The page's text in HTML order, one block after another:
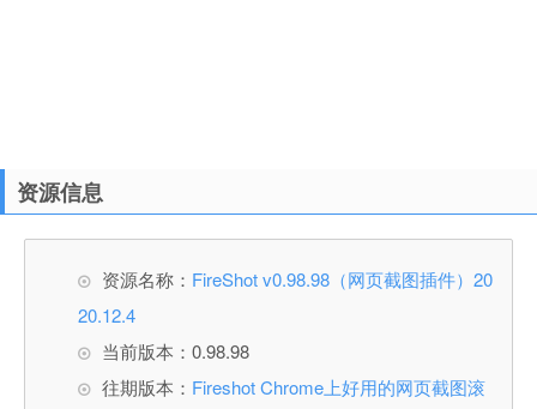
资源信息
资源名称： FireShot v0.98.98（网页截图插件）20
20.12.4
当前版本：0.98.98
往期版本： Fireshot Chrome上好用的网页截图滚